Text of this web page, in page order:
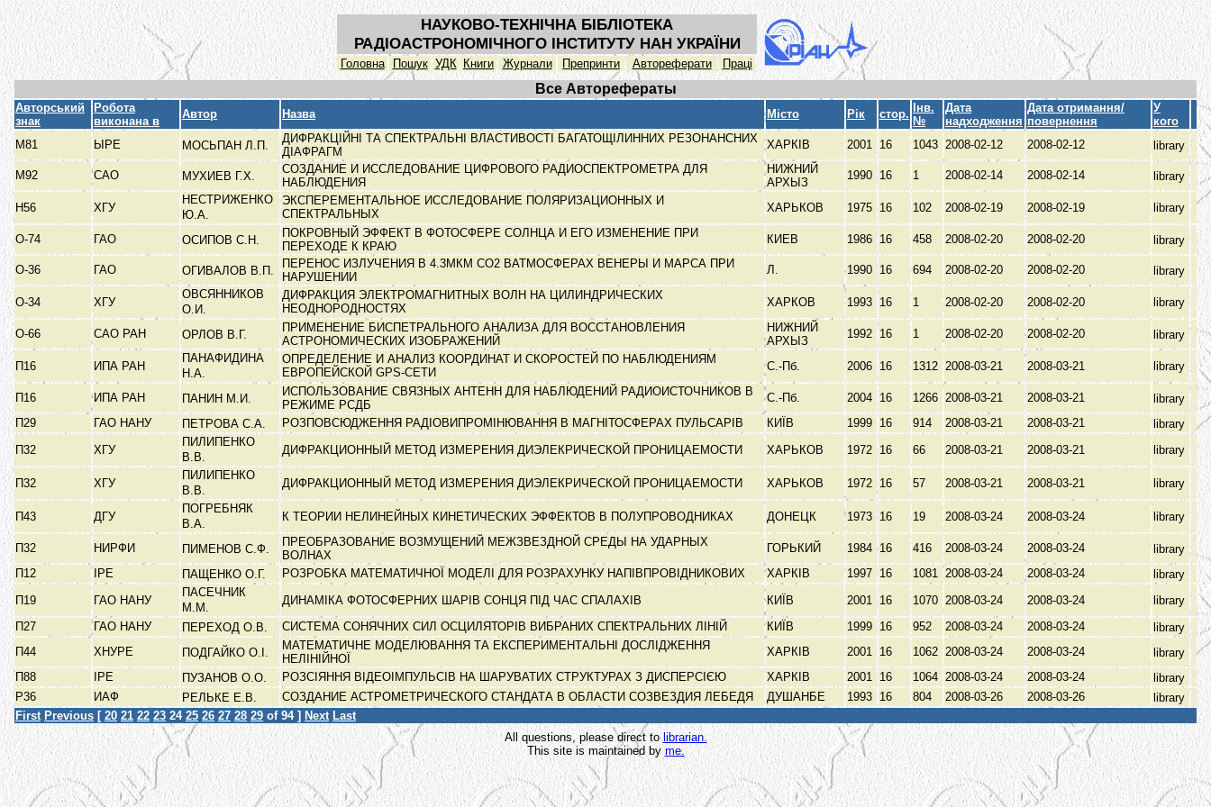
НАУКОВО-ТЕХНІЧНА БІБЛІОТЕКА
РАДІОАСТРОНОМІЧНОГО ІНСТИТУТУ НАН УКРАЇНИ
Головна Пошук УДК Книги Журнали Препринти Автореферати Праці
Все Авторефераты
Авторський
знак
Робота
виконана в
Автор Назва Місто Рік стор.
Інв.
№
Дата
надходження
Дата отримання/
повернення
У
кого
М81
ЫРЕ МОСЬПАН Л.П.
ДИФРАКЦІЙНІ ТА СПЕКТРАЛЬНІ ВЛАСТИВОСТІ БАГАТОЩІЛИННИХ РЕЗОНАНСНИХ
ДІАФРАГМ
ХАРКІВ 2001 16 1043 2008-02-12 2008-02-12 library
М92 САО МУХИЕВ Г.Х.
СОЗДАНИЕ И ИССЛЕДОВАНИЕ ЦИФРОВОГО РАДИОСПЕКТРОМЕТРА ДЛЯ
НАБЛЮДЕНИЯ
НИЖНИЙ
АРХЫЗ
1990 16 1 2008-02-14 2008-02-14 library
Н56 ХГУ
НЕСТРИЖЕНКО
Ю.А.
ЭКСПЕРЕМЕНТАЛЬНОЕ ИССЛЕДОВАНИЕ ПОЛЯРИЗАЦИОННЫХ И
СПЕКТРАЛЬНЫХ
ХАРЬКОВ 1975 16 102 2008-02-19 2008-02-19 library
О-74 ГАО ОСИПОВ С.Н.
ПОКРОВНЫЙ ЭФФЕКТ В ФОТОСФЕРЕ СОЛНЦА И ЕГО ИЗМЕНЕНИЕ ПРИ
ПЕРЕХОДЕ К КРАЮ
КИЕВ 1986 16 458 2008-02-20 2008-02-20 library
О-36 ГАО ОГИВАЛОВ В.П.
ПЕРЕНОС ИЗЛУЧЕНИЯ В 4.3МКМ СО2 ВАТМОСФЕРАХ ВЕНЕРЫ И МАРСА ПРИ
НАРУШЕНИИ
Л. 1990 16 694 2008-02-20 2008-02-20 library
О-34 ХГУ
ОВСЯННИКОВ
О.И.
ДИФРАКЦИЯ ЭЛЕКТРОМАГНИТНЫХ ВОЛН НА ЦИЛИНДРИЧЕСКИХ
НЕОДНОРОДНОСТЯХ
ХАРКОВ 1993 16 1 2008-02-20 2008-02-20 library
О-66 САО РАН ОРЛОВ В.Г.
ПРИМЕНЕНИЕ БИСПЕТРАЛЬНОГО АНАЛИЗА ДЛЯ ВОССТАНОВЛЕНИЯ
АСТРОНОМИЧЕСКИХ ИЗОБРАЖЕНИЙ
НИЖНИЙ
АРХЫЗ
1992 16 1 2008-02-20 2008-02-20 library
П16 ИПА РАН
ПАНАФИДИНА
Н.А.
ОПРЕДЕЛЕНИЕ И АНАЛИЗ КООРДИНАТ И СКОРОСТЕЙ ПО НАБЛЮДЕНИЯМ
ЕВРОПЕЙСКОЙ GPS-СЕТИ
С.-Пб. 2006 16 1312 2008-03-21 2008-03-21 library
П16 ИПА РАН ПАНИН М.И.
ИСПОЛЬЗОВАНИЕ СВЯЗНЫХ АНТЕНН ДЛЯ НАБЛЮДЕНИЙ РАДИОИСТОЧНИКОВ В
РЕЖИМЕ РСДБ
С.-Пб. 2004 16 1266 2008-03-21 2008-03-21
library
П29
ГАО НАНУ ПЕТРОВА С.А. РОЗПОВСЮДЖЕННЯ РАДІОВИПРОМІНЮВАННЯ В МАГНІТОСФЕРАХ ПУЛЬСАРІВ КИЇВ 1999 16 914 2008-03-21 2008-03-21
library
П32
ХГУ
ПИЛИПЕНКО
В.В.
ДИФРАКЦИОННЫЙ МЕТОД ИЗМЕРЕНИЯ ДИЭЛЕКРИЧЕСКОЙ ПРОНИЦАЕМОСТИ ХАРЬКОВ 1972 16 66 2008-03-21 2008-03-21 library
П32 ХГУ
ПИЛИПЕНКО
В.В.
ДИФРАКЦИОННЫЙ МЕТОД ИЗМЕРЕНИЯ ДИЭЛЕКРИЧЕСКОЙ ПРОНИЦАЕМОСТИ ХАРЬКОВ 1972 16 57 2008-03-21 2008-03-21 library
П43 ДГУ
ПОГРЕБНЯК
В.А.
К ТЕОРИИ НЕЛИНЕЙНЫХ КИНЕТИЧЕСКИХ ЭФФЕКТОВ В ПОЛУПРОВОДНИКАХ ДОНЕЦК 1973 16 19 2008-03-24 2008-03-24 library
П32 НИРФИ ПИМЕНОВ С.Ф.
ПРЕОБРАЗОВАНИЕ ВОЗМУЩЕНИЙ МЕЖЗВЕЗДНОЙ СРЕДЫ НА УДАРНЫХ
ВОЛНАХ
ГОРЬКИЙ 1984 16 416 2008-03-24 2008-03-24
library
П12
ІРЕ ПАЩЕНКО О.Г. РОЗРОБКА МАТЕМАТИЧНОЇ МОДЕЛІ ДЛЯ РОЗРАХУНКУ НАПІВПРОВІДНИКОВИХ ХАРКІВ 1997 16 1081 2008-03-24 2008-03-24
library
П19
ГАО НАНУ
ПАСЕЧНИК
М.М.
ДИНАМІКА ФОТОСФЕРНИХ ШАРІВ СОНЦЯ ПІД ЧАС СПАЛАХІВ КИЇВ 2001 16 1070 2008-03-24 2008-03-24
library
П27
ГАО НАНУ ПЕРЕХОД О.В. СИСТЕМА СОНЯЧНИХ СИЛ ОСЦИЛЯТОРІВ ВИБРАНИХ СПЕКТРАЛЬНИХ ЛІНІЙ КИЇВ 1999 16 952 2008-03-24 2008-03-24
library
П44
ХНУРЕ ПОДГАЙКО О.І.
МАТЕМАТИЧНЕ МОДЕЛЮВАННЯ ТА ЕКСПЕРИМЕНТАЛЬНІ ДОСЛІДЖЕННЯ
НЕЛІНІЙНОЇ
ХАРКІВ 2001 16 1062 2008-03-24 2008-03-24
library
П88
ІРЕ ПУЗАНОВ О.О. РОЗСІЯННЯ ВІДЕОІМПУЛЬСІВ НА ШАРУВАТИХ СТРУКТУРАХ З ДИСПЕРСІЄЮ ХАРКІВ 2001 16 1064 2008-03-24 2008-03-24
library
Р36
ИАФ РЕЛЬКЕ Е.В. СОЗДАНИЕ АСТРОМЕТРИЧЕСКОГО СТАНДАТА В ОБЛАСТИ СОЗВЕЗДИЯ ЛЕБЕДЯ ДУШАНБЕ 1993 16 804 2008-03-26 2008-03-26
library
First Previous [ 20 21 22 23 24 25 26 27 28 29 of 94 ] Next Last
All questions, please direct to librarian.
This site is maintained byme.